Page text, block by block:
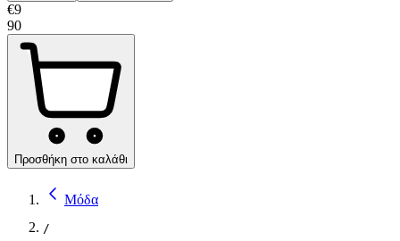
€9
90
Προσθήκη στο καλάθι
Μόδα
/